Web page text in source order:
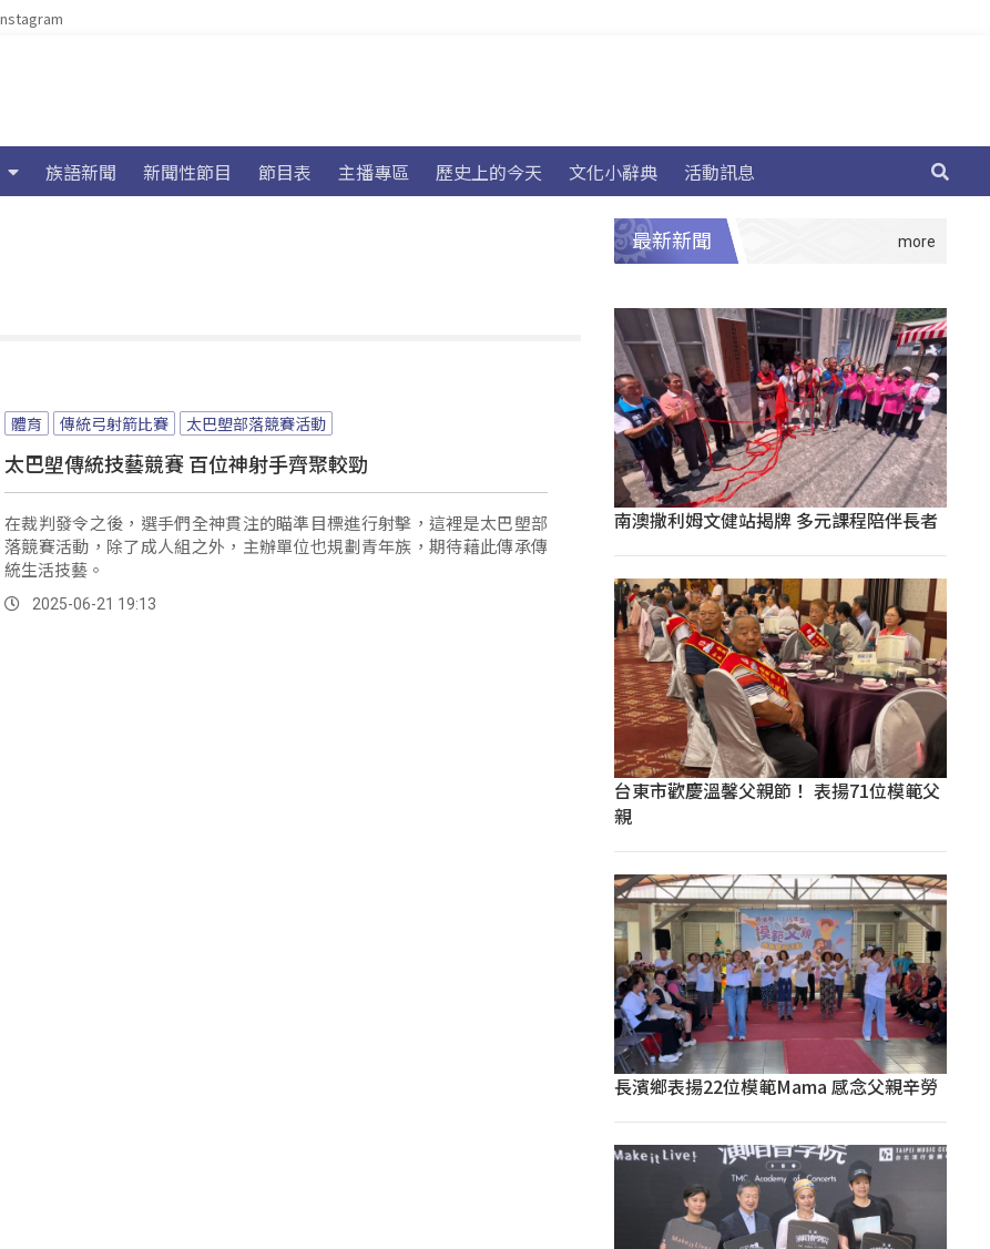
族語新聞 新聞性節目 節目表 主播專區 歷史上的今天 文化小辭典 活動訊息
體育 傳統弓射箭比賽 太巴塱部落競賽活動
太巴塱傳統技藝競賽 百位神射手齊聚較勁
在裁判發令之後，選手們全神貫注的瞄準目標進行射擊，這裡是太巴塱部
落競賽活動，除了成人組之外，主辦單位也規劃青年族，期待藉此傳承傳
統生活技藝。
2025-06-21 19:13
最新新聞
南澳撒利姆文健站揭牌 多元課程陪伴長者
台東市歡慶溫馨父親節！ 表揚71位模範父
親
長濱鄉表揚22位模範Mama 感念父親辛勞